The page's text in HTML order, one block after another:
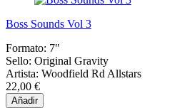
Boss Sounds Vol 3
Formato: 7"
Sello: Original Gravity
Artista: Woodfield Rd Allstars
22,00 €
Añadir